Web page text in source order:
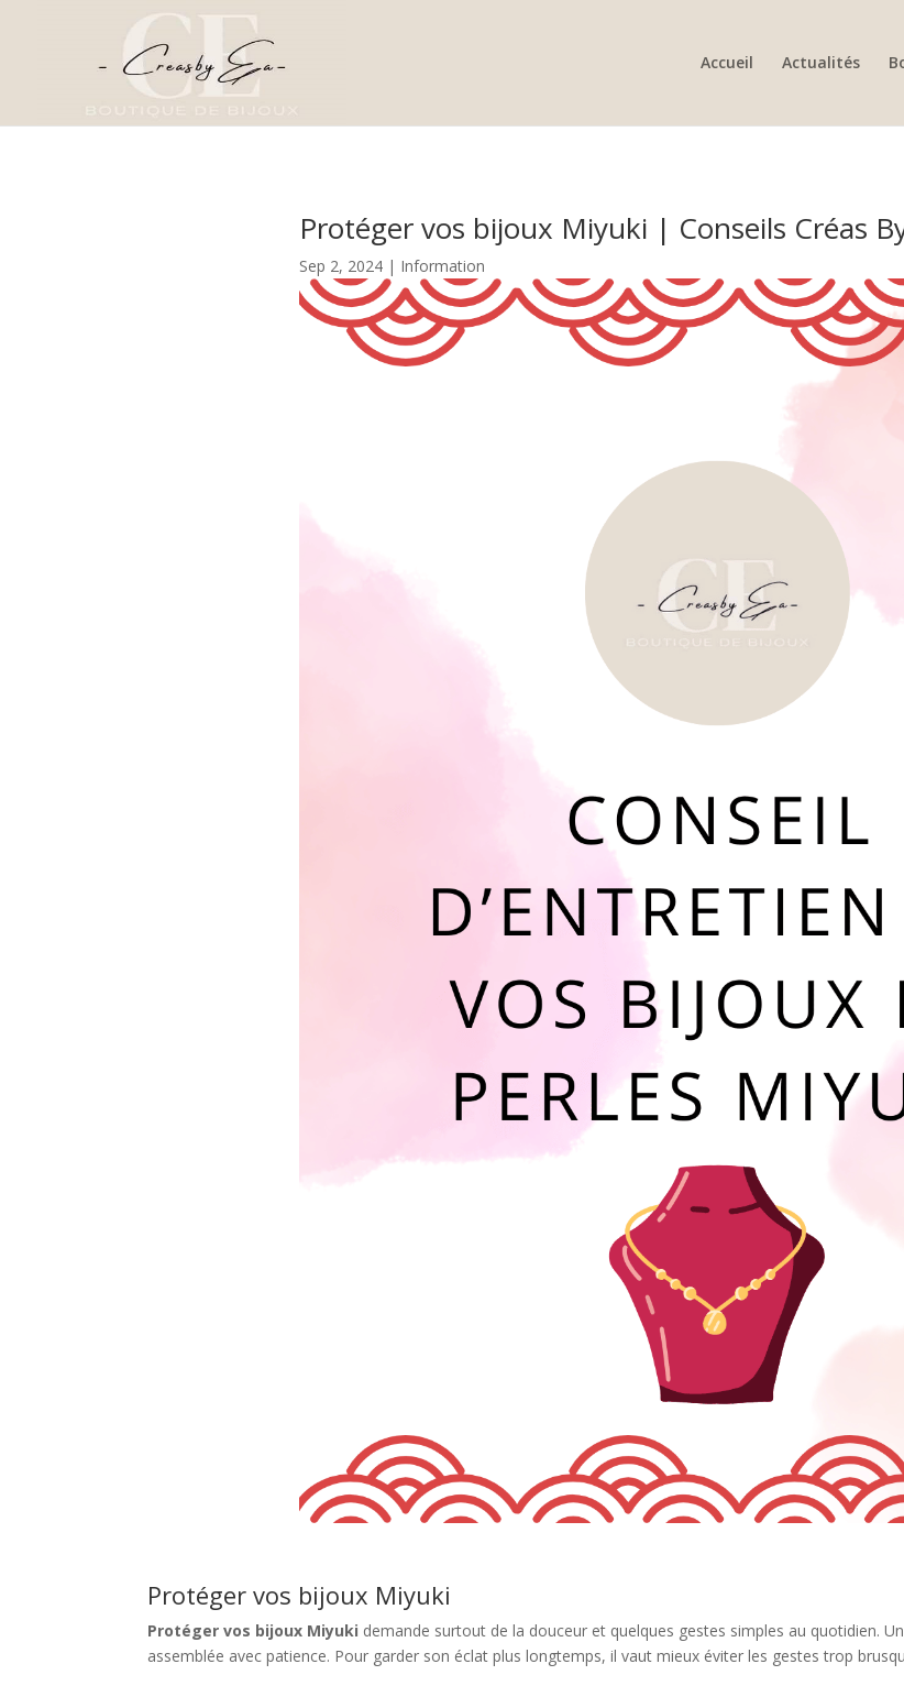
Accueil Actualités
Protéger vos bijoux Miyuki | Conseils Créas
Sep 2, 2024 | Information
Protéger vos bijoux Miyuki
Protéger vos bijoux Miyuki demande surtout de la douceur et quelques gestes simples au quotidien.
assemblée avec patience. Pour garder son éclat plus longtemps, il vaut mieux éviter les gestes trop